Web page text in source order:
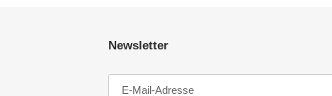
Newsletter